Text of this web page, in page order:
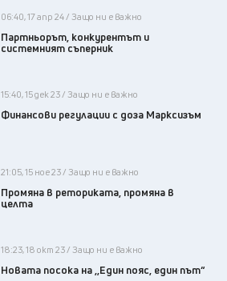
06:40, 17 апр 24 / Защо ни е важно
Партньорът, конкурентът и
системният съперник
15:40, 15 дек 23 / Защо ни е важно
Финансови регулации с доза Марксизъм
21:05, 15 ное 23 / Защо ни е важно
Промяна в реториката, промяна в
целта
18:23, 18 окт 23 / Защо ни е важно
Новата посока на ,,Един пояс, един път“